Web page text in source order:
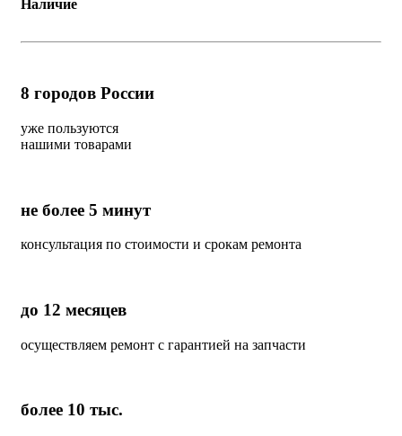
Наличие
8 городов России
уже пользуются
нашими товарами
не более 5 минут
консультация по стоимости и срокам ремонта
до 12 месяцев
осуществляем ремонт с гарантией на запчасти
более 10 тыс.